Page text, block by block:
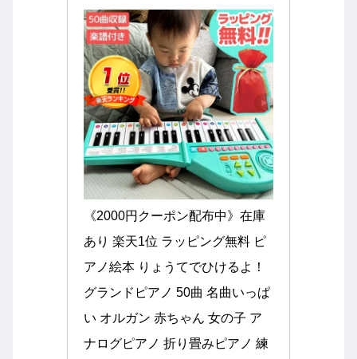
《2000円クーポン配布中》在庫
あり 楽天1位 ラッピング無料 ピ
アノ絵本 りょうてでひけるよ！
グランドピアノ 50曲 名曲いっぱ
い オルガン 赤ちゃん 女の子 ア
ナログピアノ 折り畳みピアノ 練